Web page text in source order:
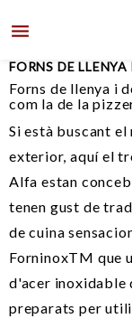

FORNS DE
Forns de llenya i
com la de la
Si està buscant
exterior, aquí el
Alfa estan
tenen gust de
de cuina
ForninoxTM que
d'acer inoxidable
preparats per